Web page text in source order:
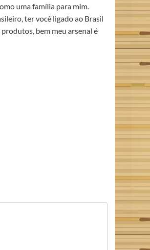
uma família para mim.
ter você ligado ao Brasil
bem meu arsenal é